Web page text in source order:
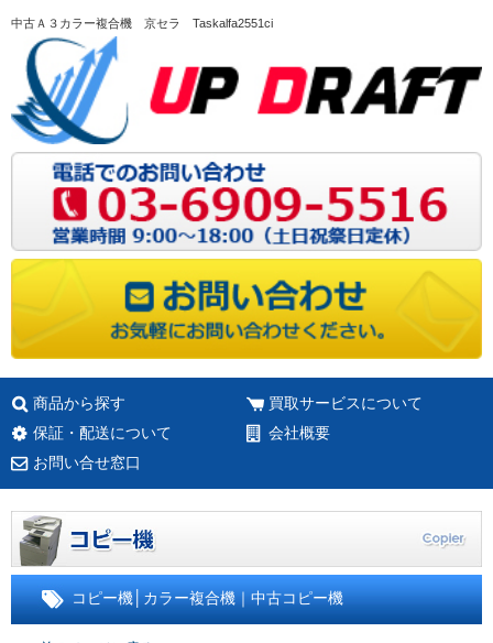
中古Ａ３カラー複合機 京セラ Taskalfa2551ci
商品から探す
買取サービスについて
保証・配送について
会社概要
お問い合せ窓口
コピー機 カラー複合機｜中古コピー機